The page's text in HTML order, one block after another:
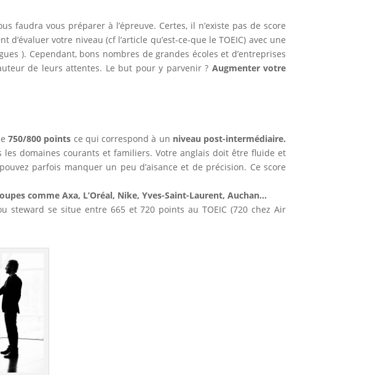
faudra vous préparer à l’épreuve. Certes, il n’existe pas de score
votre niveau (cf l’article qu’est-ce-que le TOEIC) avec une
). Cependant, bons nombres de grandes écoles et d’entreprises
de leurs attentes. Le but pour y parvenir ? Augmenter votre
750/800 points ce qui correspond à un niveau post-intermédiaire.
domaines courants et familiers. Votre anglais doit être fluide et
parfois manquer un peu d’aisance et de précision. Ce score
comme Axa, L’Oréal, Nike, Yves-Saint-Laurent, Auchan…
steward se situe entre 665 et 720 points au TOEIC (720 chez Air